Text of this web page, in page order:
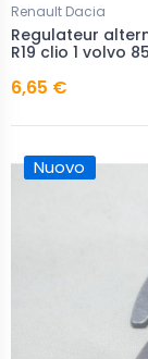
Renault Dacia
Regulateur
R19 clio 1 volvo
6,65 €
Nuovo